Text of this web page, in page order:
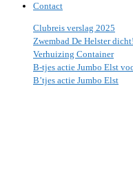
Contact
Clubreis verslag 2025
Zwembad De Helster dicht!
Verhuizing Container
B-tjes actie Jumbo Elst
B’tjes actie Jumbo Elst